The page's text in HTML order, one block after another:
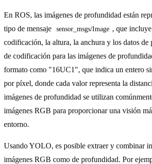
En ROS, las imágenes de profundidad están
tipo de mensaje
sensor_msgs/Image , que
codificación, la altura, la anchura y los datos de
de codificación para las imágenes de
formato como "16UC1", que indica un entero
por píxel, donde cada valor representa la
imágenes de profundidad se utilizan
imágenes RGB para proporcionar una visión
entorno.
Usando YOLO, es posible extraer y combinar
imágenes RGB como de profundidad. Por